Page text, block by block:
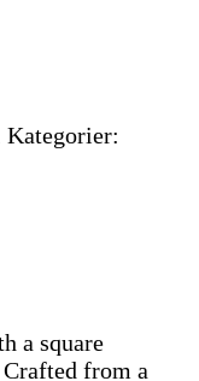
Kategorier:
a square
from a